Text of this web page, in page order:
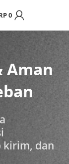
0
Aman
kirim, dan